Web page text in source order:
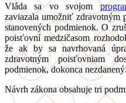
Vláda sa vo svojom
zaviazala umožniť zdravotným
stanovených podmienok. O
poisťovní medzičasom
že ak by sa navrhovaná
zdravotným poisťovniam
podmienok, dokonca nezdanený.
Návrh zákona obsahuje tri